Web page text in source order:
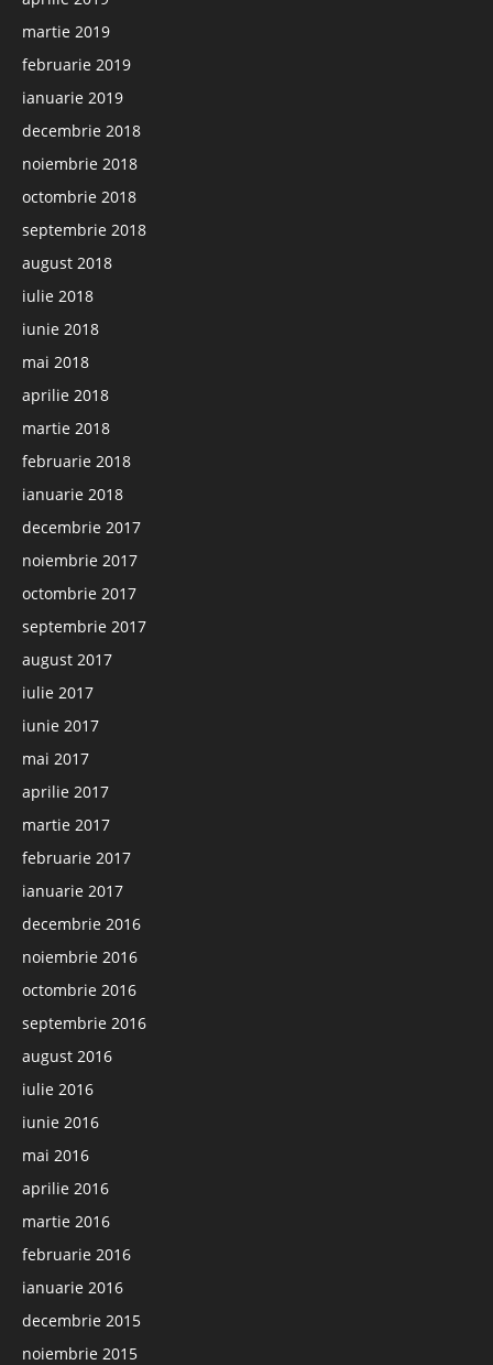
martie 2019
februarie 2019
ianuarie 2019
decembrie 2018
noiembrie 2018
octombrie 2018
septembrie 2018
august 2018
iulie 2018
iunie 2018
mai 2018
aprilie 2018
martie 2018
februarie 2018
ianuarie 2018
decembrie 2017
noiembrie 2017
octombrie 2017
septembrie 2017
august 2017
iulie 2017
iunie 2017
mai 2017
aprilie 2017
martie 2017
februarie 2017
ianuarie 2017
decembrie 2016
noiembrie 2016
octombrie 2016
septembrie 2016
august 2016
iulie 2016
iunie 2016
mai 2016
aprilie 2016
martie 2016
februarie 2016
ianuarie 2016
decembrie 2015
noiembrie 2015